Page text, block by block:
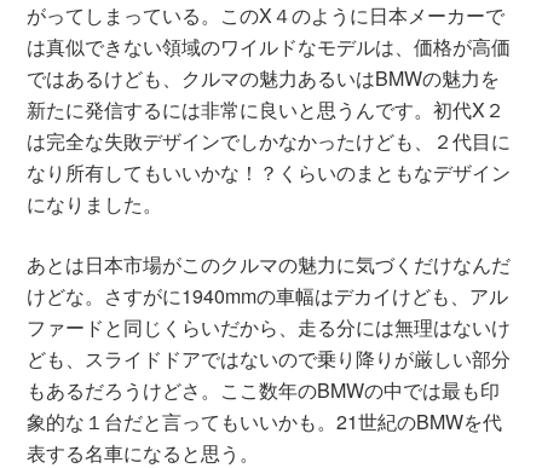
がってしまっている。このX４のように日本メーカーで
は真似できない領域のワイルドなモデルは、価格が高価
ではあるけども、クルマの魅力あるいはBMWの魅力を
新たに発信するには非常に良いと思うんです。初代X２
は完全な失敗デザインでしかなかったけども、２代目に
なり所有してもいいかな！？くらいのまともなデザイン
になりました。
あとは日本市場がこのクルマの魅力に気づくだけなんだ
けどな。さすがに1940mmの車幅はデカイけども、アル
ファードと同じくらいだから、走る分には無理はないけ
ども、スライドドアではないので乗り降りが厳しい部分
もあるだろうけどさ。ここ数年のBMWの中では最も印
象的な１台だと言ってもいいかも。21世紀のBMWを代
表する名車になると思う。